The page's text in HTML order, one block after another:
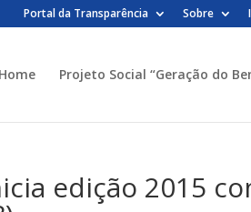
Portal da Transparência Sobre
Home Projeto Social “Geração do
edição 2015